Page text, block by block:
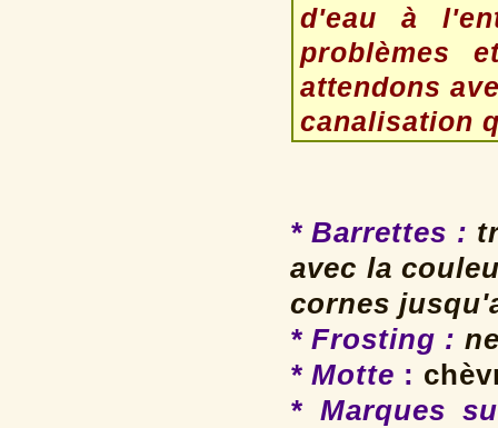
d'eau à
problèmes
attendons
canalisation
* Barrettes :
avec la
cornes
* Frosting :
* Motte :
* Marques